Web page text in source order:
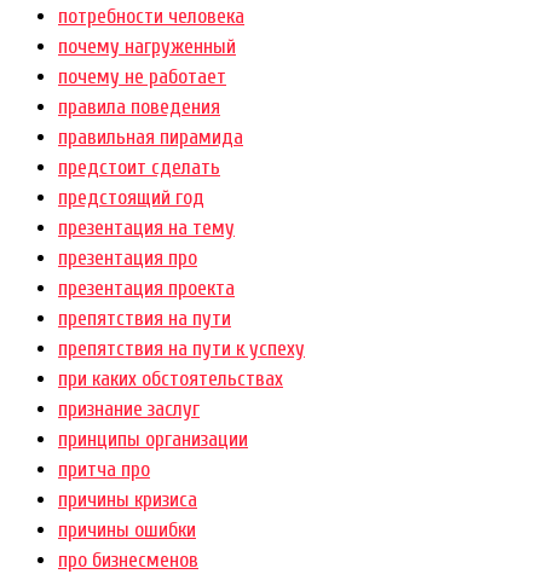
потребности человека
почему нагруженный
почему не работает
правила поведения
правильная пирамида
предстоит сделать
предстоящий год
презентация на тему
презентация про
презентация проекта
препятствия на пути
препятствия на пути к успеху
при каких обстоятельствах
признание заслуг
принципы организации
притча про
причины кризиса
причины ошибки
про бизнесменов